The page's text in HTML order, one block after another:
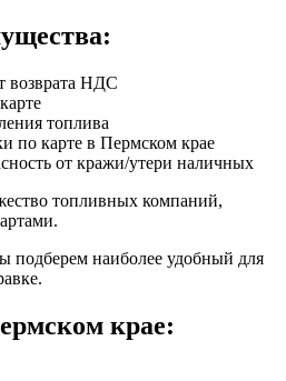
возврата НДС
топлива
по карте в Пермском крае
от кражи/утери наличных
топливных компаний,
подберем наиболее удобный для
крае: